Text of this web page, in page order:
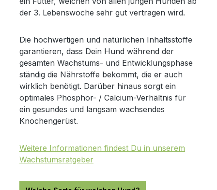
der 3. Lebenswoche sehr gut vertragen wird.
Die hochwertigen und natürlichen Inhaltsstoffe
garantieren, dass Dein Hund während der
gesamten Wachstums- und Entwicklungsphase
ständig die Nährstoffe bekommt, die er auch
wirklich benötigt. Darüber hinaus sorgt ein
optimales Phosphor- / Calcium-Verhältnis für
ein gesundes und langsam wachsendes
Knochengerüst.
Weitere Informationen findest Du in unserem
Wachstumsratgeber